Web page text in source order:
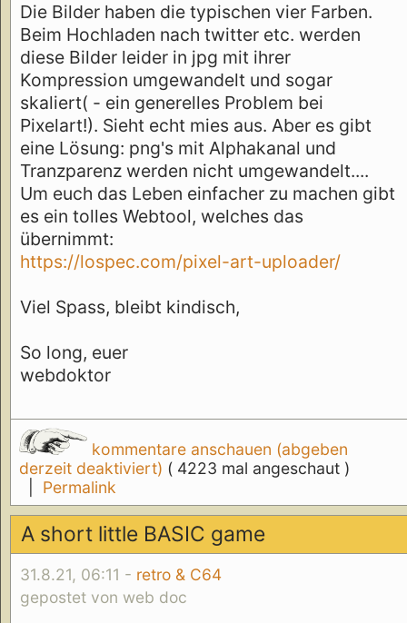
Die Bilder haben die typischen vier Farben.
Beim Hochladen nach twitter etc. werden
diese Bilder leider in jpg mit ihrer
Kompression umgewandelt und sogar
skaliert( - ein generelles Problem bei
Pixelart!). Sieht echt mies aus. Aber es gibt
eine Lösung: png's mit Alphakanal und
Tranzparenz werden nicht umgewandelt....
Um euch das Leben einfacher zu machen gibt
es ein tolles Webtool, welches das
übernimmt:
https://lospec.com/pixel-art-uploader/
Viel Spass, bleibt kindisch,
So long, euer
webdoktor
kommentare anschauen (abgeben
derzeit deaktiviert) ( 4223 mal angeschaut )
Permalink
A short little BASIC game
31.8.21, 06:11 - retro & C64
gepostet von web doc